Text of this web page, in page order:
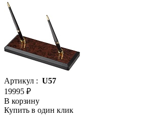
Артикул : U57
19995 ₽
В корзину
Купить в один клик